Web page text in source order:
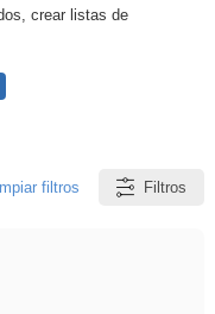
crear listas de
filtros Filtros